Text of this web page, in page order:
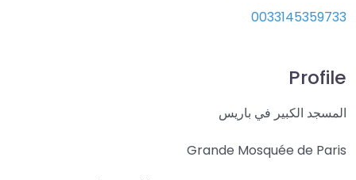
0033145359733
Profile
المسجد الكبير في باريس
Grande Mosquée de Paris